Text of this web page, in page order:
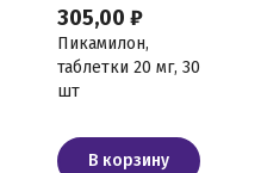
305,00 ₽
Пикамилон,
таблетки 20 мг, 30
шт
В корзину